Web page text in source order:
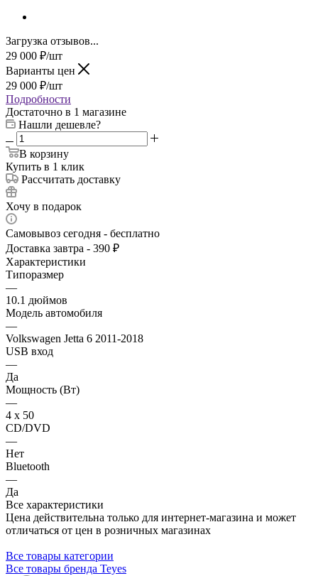
Загрузка отзывов...
29 000 ₽/шт
Варианты цен
29 000 ₽/шт
Подробности
Достаточно в 1 магазине
Нашли дешевле?
В корзину
Купить в 1 клик
Рассчитать доставку
Хочу в подарок
Самовывоз сегодня - бесплатно
Доставка завтра - 390 ₽
Характеристики
Типоразмер
—
10.1 дюймов
Модель автомобиля
—
Volkswagen Jetta 6 2011-2018
USB вход
—
Да
Мощность (Вт)
—
4 х 50
CD/DVD
—
Нет
Bluetooth
—
Да
Все характеристики
Цена действительна только для интернет-магазина и может
отличаться от цен в розничных магазинах
Все товары категории
Все товары бренда Teyes